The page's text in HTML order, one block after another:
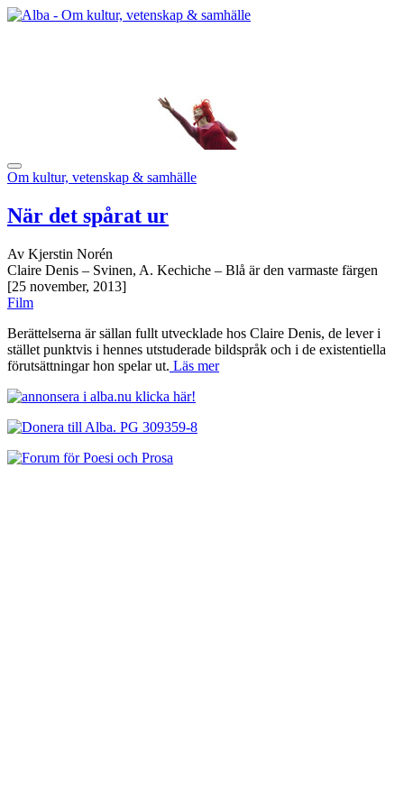
Om kultur, vetenskap & samhälle
När det spårat ur
Av Kjerstin Norén
Claire Denis – Svinen, A. Kechiche – Blå är den varmaste färgen
[25 november, 2013]
Film
Berättelserna är sällan fullt utvecklade hos Claire Denis, de lever i
stället punktvis i hennes utstuderade bildspråk och i de existentiella
förutsättningar hon spelar ut. Läs mer